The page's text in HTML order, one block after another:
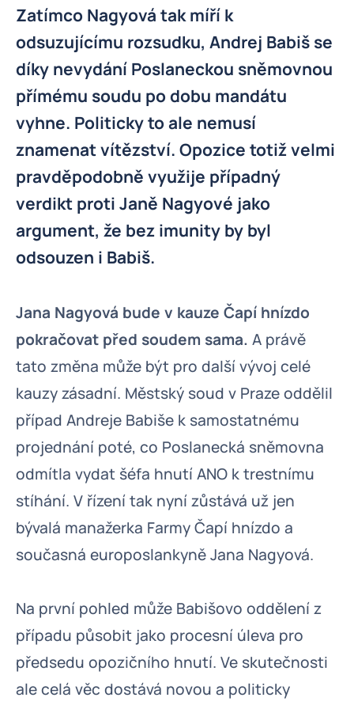
Zatímco Nagyová tak míří k
odsuzujícímu rozsudku, Andrej Babiš se
díky nevydání Poslaneckou sněmovnou
přímému soudu po dobu mandátu
vyhne. Politicky to ale nemusí
znamenat vítězství. Opozice totiž velmi
pravděpodobně využije případný
verdikt proti Janě Nagyové jako
argument, že bez imunity by byl
odsouzen i Babiš.
Jana Nagyová bude v kauze Čapí hnízdo
pokračovat před soudem sama. A právě
tato změna může být pro další vývoj celé
kauzy zásadní. Městský soud v Praze oddělil
případ Andreje Babiše k samostatnému
projednání poté, co Poslanecká sněmovna
odmítla vydat šéfa hnutí ANO k trestnímu
stíhání. V řízení tak nyní zůstává už jen
bývalá manažerka Farmy Čapí hnízdo a
současná europoslankyně Jana Nagyová.
Na první pohled může Babišovo oddělení z
případu působit jako procesní úleva pro
předsedu opozičního hnutí. Ve skutečnosti
ale celá věc dostává novou a politicky